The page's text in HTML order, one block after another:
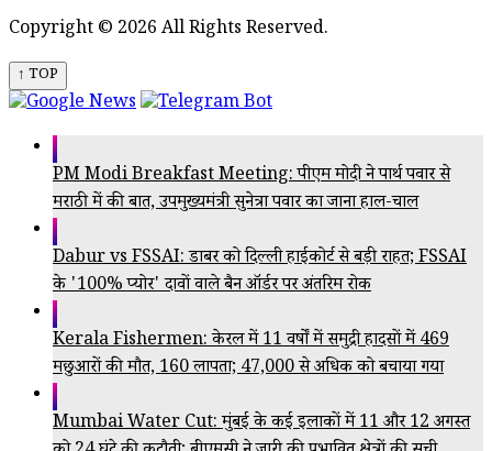
Copyright © 2026 All Rights Reserved.
↑ TOP
PM Modi Breakfast Meeting: पीएम मोदी ने पार्थ पवार से
मराठी में की बात, उपमुख्यमंत्री सुनेत्रा पवार का जाना हाल-चाल
Dabur vs FSSAI: डाबर को दिल्ली हाईकोर्ट से बड़ी राहत; FSSAI
के '100% प्योर' दावों वाले बैन ऑर्डर पर अंतरिम रोक
Kerala Fishermen: केरल में 11 वर्षों में समुद्री हादसों में 469
मछुआरों की मौत, 160 लापता; 47,000 से अधिक को बचाया गया
Mumbai Water Cut: मुंबई के कई इलाकों में 11 और 12 अगस्त